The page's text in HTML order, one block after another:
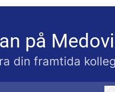
på
din framtida